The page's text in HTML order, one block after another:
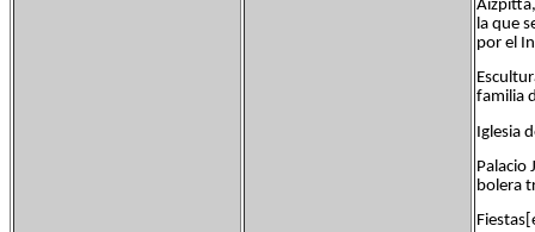
la que
por el
familia
Iglesia
Palacio
bolera